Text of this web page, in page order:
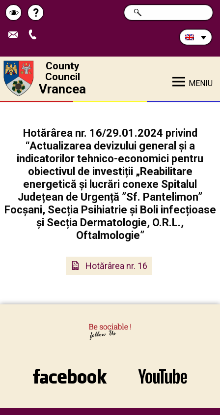
Schimbă
contrastul
Help
?
Search
in
SEARCH
County
Council
Vrancea MENIU
Hotărârea nr. 16/29.01.2024 privind
“Actualizarea devizului general și a
indicatorilor tehnico-economici pentru
obiectivul de investiții „Reabilitare
energetică și lucrări conexe Spitalul
Județean de Urgență ”Sf. Pantelimon”
Focșani, Secția Psihiatrie și Boli infecțioase
și Secția Dermatologie, O.R.L.,
Oftalmologie”
Hotărârea nr. 16